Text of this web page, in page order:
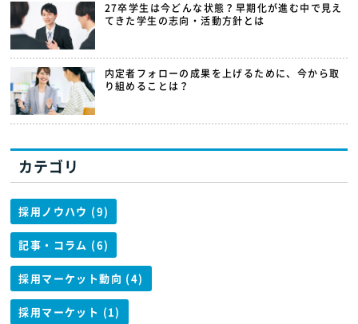
27卒学生は今どんな状態？早期化が進む中で見え
てきた学生の志向・活動方針とは
内定者フォローの成果を上げるために、今から取
り組めることは？
カテゴリ
採用ノウハウ (9)
記事・コラム (6)
採用マーケット動向 (4)
採用マーケット (1)